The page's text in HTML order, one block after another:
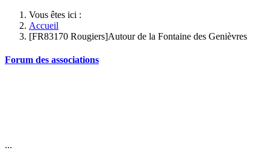
Vous êtes ici :
Accueil
[FR83170 Rougiers]Autour de la Fontaine des Genièvres
Forum des associations
...